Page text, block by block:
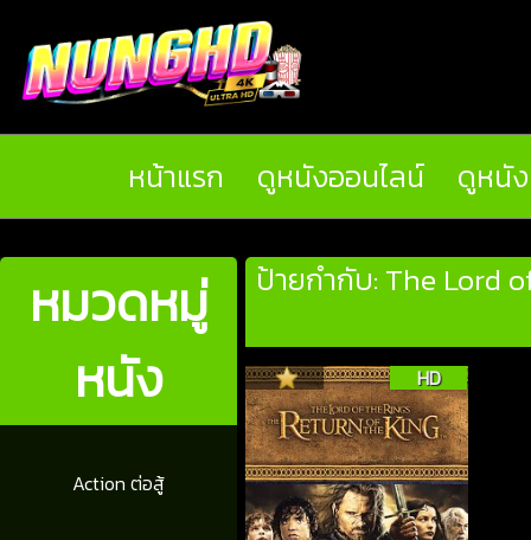
หน้าแรก ดูหนังออนไลน์ ดูหนั
หมวดหมู่
หนัง
Action ต่อสู้
ป้ายกำกับ: The Lord
HD